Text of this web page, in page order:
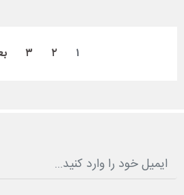
۱ ۲ ۳